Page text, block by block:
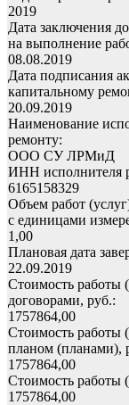
2019
Дата заключения
на выполнение
08.08.2019
Дата подписания
капитальному
20.09.2019
Наименование
ремонту:
ООО СУ ЛРМиД
ИНН исполнителя
6165158329
Объем работ
с единицами
1,00
Плановая дата
22.09.2019
Стоимость работы
договорами, руб.:
1757864,00
Стоимость работы
планом (планами),
1757864,00
Стоимость работы
1757864,00